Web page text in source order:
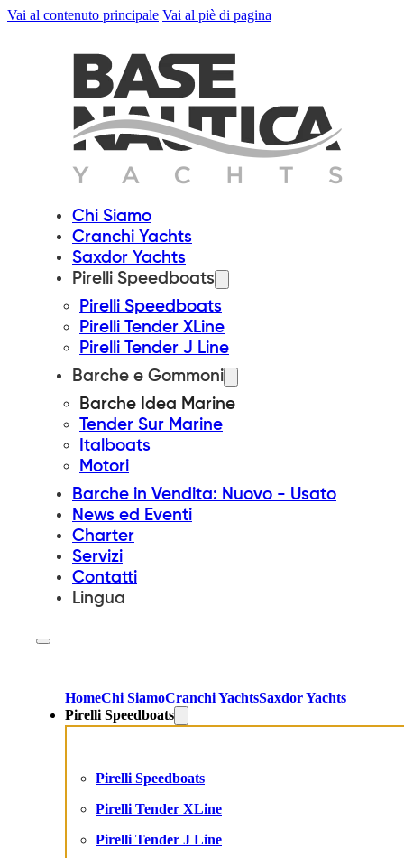
Vai al contenuto principale Vai al piè di pagina
Chi Siamo
Cranchi Yachts
Saxdor Yachts
Pirelli Speedboats
Pirelli Speedboats
Pirelli Tender XLine
Pirelli Tender J Line
Barche e Gommoni
Barche Idea Marine
Tender Sur Marine
Italboats
Motori
Barche in Vendita: Nuovo - Usato
News ed Eventi
Charter
Servizi
Contatti
Lingua
HomeChi SiamoCranchi YachtsSaxdor Yachts
Pirelli Speedboats
Pirelli Speedboats
Pirelli Tender XLine
Pirelli Tender J Line